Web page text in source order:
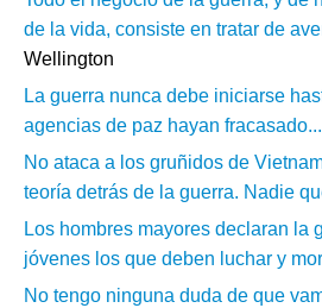
de la vida, consiste en tratar de
Wellington
La guerra nunca debe iniciarse
agencias de paz hayan
No ataca a los gruñidos de
teoría detrás de la guerra. Nadie
Los hombres mayores declaran la
jóvenes los que deben luchar y
No tengo ninguna duda de que